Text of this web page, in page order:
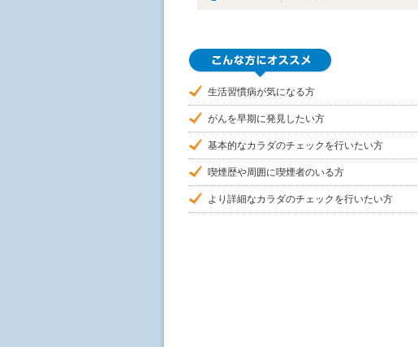
生活習慣病が気になる方
がんを早期に発見したい方
基本的なカラダのチェックを行いたい方
喫煙歴や周囲に喫煙者のいる方
より詳細なカラダのチェックを行いたい方